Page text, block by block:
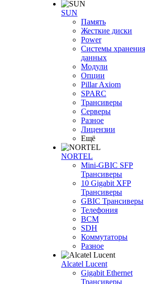
SUN
Память
Жесткие диски
Power
Системы хранения
данных
Модули
Опции
Pillar Axiom
SPARC
Трансиверы
Серверы
Разное
Лицензии
Ещё
NORTEL
Mini-GBIC SFP
Трансиверы
10 Gigabit XFP
Трансиверы
GBIC Трансиверы
Телефония
BCM
SDH
Коммутаторы
Разное
Alcatel Lucent
Gigabit Ethernet
Трансиверы